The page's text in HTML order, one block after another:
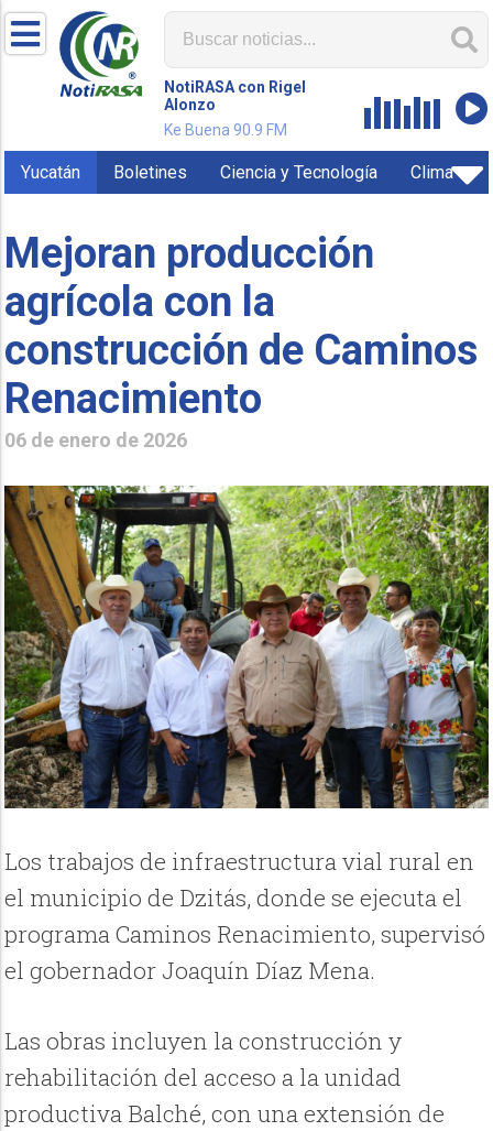
NotiRASA con Rigel
Alonzo
Ke Buena 90.9 FM
Yucatán Boletines Ciencia y Tecnología Clima
Mejoran producción
agrícola con la
construcción de Caminos
Renacimiento
06 de enero de 2026
Los trabajos de infraestructura vial rural en
el municipio de Dzitás, donde se ejecuta el
programa Caminos Renacimiento, supervisó
el gobernador Joaquín Díaz Mena.
Las obras incluyen la construcción y
rehabilitación del acceso a la unidad
productiva Balché, con una extensión de